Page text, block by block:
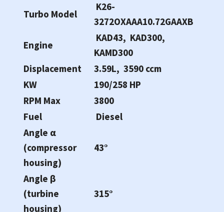
Turbo Model
K26-
3272OXAAA10.72GAAXB
Engine
KAD43, KAD300,
KAMD300
Displacement
3.59L, 3590 ccm
KW
190/258 HP
RPM Max
3800
Fuel
Diesel
Angle α
(compressor
housing)
43°
Angle β
(turbine
housing)
315°